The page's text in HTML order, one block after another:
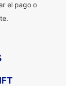
el pago o